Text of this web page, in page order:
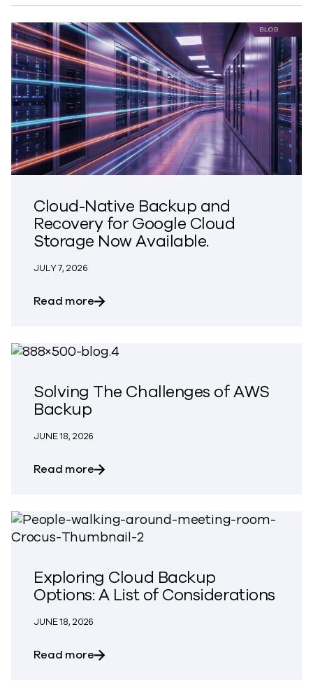
Cloud-Native Backup and
Recovery for Google Cloud
Storage Now Available.
JULY 7, 2026
Read moreabout Cloud-Native Backup and
Solving The Challenges of AWS
Backup
JUNE 18, 2026
Read moreabout Solving The Challenges of AWS
Exploring Cloud Backup
Options: A List of Considerations
JUNE 18, 2026
Read moreabout Exploring Cloud Backup Options: